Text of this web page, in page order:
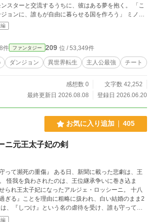
スターと交流するうちに、彼はある夢を抱く。 「こ
ョンに、誰もが自由に暮らせる国を作ろう」 ミノタ
小太郎をはじめとした仲間たちと共に始まる、迷宮
ジー！ 月水金土 11時更新です。 ※今作は
らすじにAIを使用しております。 構成や内容には使
りません、作者の完全オリジナルです。
件 ファンタジー 209 位 / 53,349件
ダンジョン 異世界転生 主人公最強 チート
感想数 0
文字数 42,252
最終更新日 2026.08.08
登録日 2026.06.20
お気に入り追加 405
ニ元王太子妃の剣
って瀕死の重傷』 ある日、新聞に載った悲劇は、王
怪我を負わされたのは、王位継承争いに巻き込ま
られ王太子妃になったアルジェ・ロッシーニ。 十八
ぎる』ことを理由に粗略に扱われ、白い結婚のまま2
、『しつけ』という名の虐待を受け、誰も守ってく
。 そんな彼女が、愛おしくもない男のために、むざ